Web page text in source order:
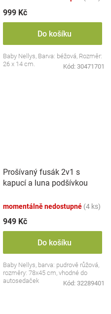
999 Kč
Do košíku
Baby Nellys, Barva: béžová, Rozměr:
26 x 14 cm.
Kód: 30471701
Prošívaný fusák 2v1 s
kapucí a luna podšívkou
růžový
momentálně nedostupné (4 ks)
949 Kč
Do košíku
Baby Nellys, barva: pudrově růžová,
rozměry: 78x45 cm, vhodné do
autosedaček
Kód: 32289401